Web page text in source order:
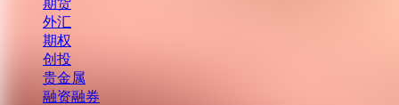
期货
外汇
期权
创投
贵金属
融资融券